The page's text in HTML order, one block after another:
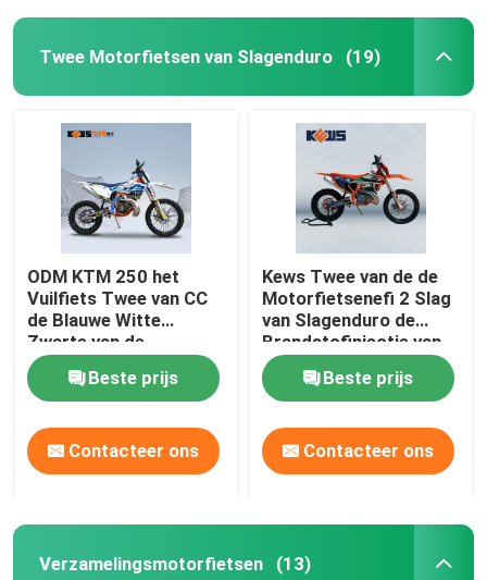
Twee Motorfietsen van Slagenduro (19)
ODM KTM 250 het
Vuilfiets Twee van CC
de Blauwe Witte
Zwarte van de
Slagmotocross
Beste prijs
Contacteer ons
Kews Twee van de de
Motorfietsenefi 2 Slag
van Slagenduro de
Brandstofinjectie van
de het Vuilfiets
Beste prijs
Contacteer ons
Verzamelingsmotorfietsen (13)